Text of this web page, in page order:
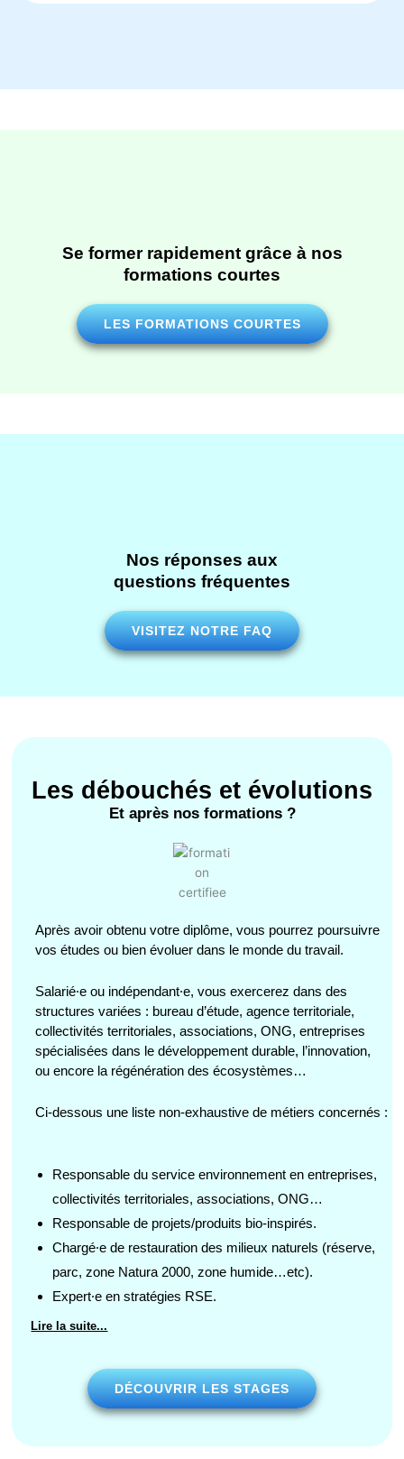
Se former rapidement grâce à nos
formations courtes
LES FORMATIONS COURTES
Nos réponses aux
questions fréquentes
VISITEZ NOTRE FAQ
Les débouchés et évolutions
Et après nos formations ?
Après avoir obtenu votre diplôme, vous pourrez poursuivre
vos études ou bien évoluer dans le monde du travail.
Salarié⸱e ou indépendant⸱e, vous exercerez dans des
structures variées : bureau d’étude, agence territoriale,
collectivités territoriales, associations, ONG, entreprises
spécialisées dans le développement durable, l’innovation,
ou encore la régénération des écosystèmes…
Ci-dessous une liste non-exhaustive de métiers concernés :
Responsable du service environnement en entreprises,
collectivités territoriales, associations, ONG…
Responsable de projets/produits bio-inspirés.
Chargé⸱e de restauration des milieux naturels (réserve,
parc, zone Natura 2000, zone humide…etc).
Expert⸱e en stratégies RSE.
Lire la suite...
DÉCOUVRIR LES STAGES